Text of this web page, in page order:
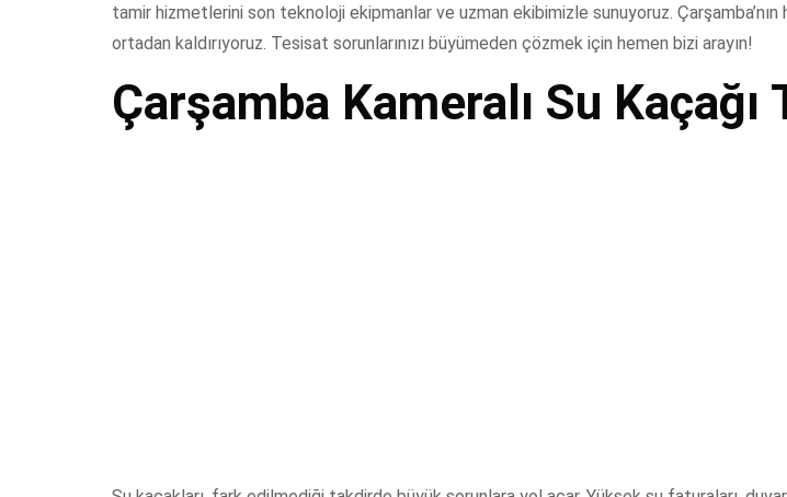
tamir hizmetlerini son teknoloji ekipmanlar ve uzman ekibimizle sunuyoruz. Çarşamba’nın
ortadan kaldırıyoruz. Tesisat sorunlarınızı büyümeden çözmek için hemen bizi arayın!
Çarşamba Kameralı Su Kaçağı